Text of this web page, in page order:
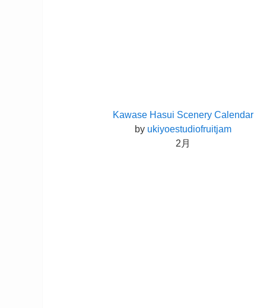
Kawase Hasui Scenery Calendar
by ukiyoestudiofruitjam
2月